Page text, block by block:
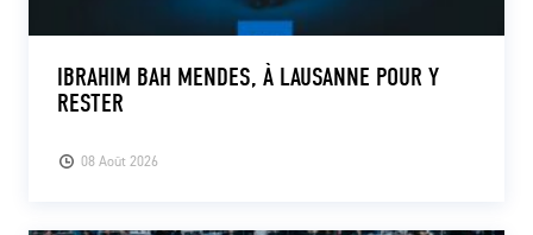
08 Août 2026
IBRAHIM BAH MENDES, À LAUSANNE POUR Y
RESTER